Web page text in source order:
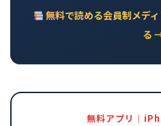
無料で読める会員制メデ
る
無料アプリ｜